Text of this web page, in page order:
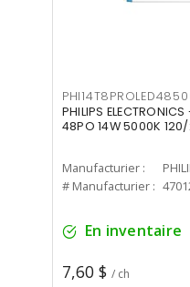
PHILIPS
48PO 14W 5000K
Manufacturier :
# Manufacturier :
En inventaire
7,60 $ / ch